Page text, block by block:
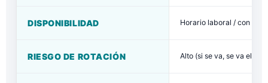
DISPONIBILIDAD Horario laboral / con
RIESGO DE ROTACIÓN Alto (si se va, se va el